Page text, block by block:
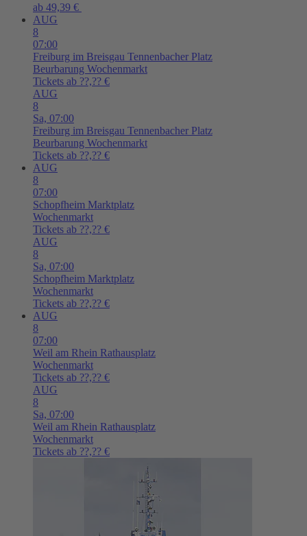
ab 49,39 €
AUG
8
07:00
Freiburg im Breisgau Tennenbacher Platz
Beurbarung Wochenmarkt
Tickets ab ??,?? €
AUG
8
Sa, 07:00
Freiburg im Breisgau Tennenbacher Platz
Beurbarung Wochenmarkt
Tickets ab ??,?? €
AUG
8
07:00
Schopfheim Marktplatz
Wochenmarkt
Tickets ab ??,?? €
AUG
8
Sa, 07:00
Schopfheim Marktplatz
Wochenmarkt
Tickets ab ??,?? €
AUG
8
07:00
Weil am Rhein Rathausplatz
Wochenmarkt
Tickets ab ??,?? €
AUG
8
Sa, 07:00
Weil am Rhein Rathausplatz
Wochenmarkt
Tickets ab ??,?? €